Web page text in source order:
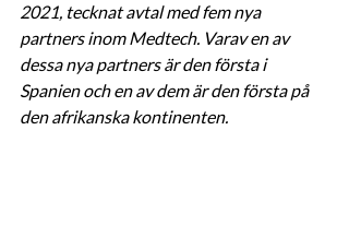
2021, tecknat avtal med fem nya
partners inom Medtech. Varav en av
dessa nya partners är den första i
Spanien och en av dem är den första på
den afrikanska kontinenten.